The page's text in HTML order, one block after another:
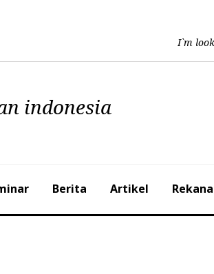
indonesia
Berita Artikel